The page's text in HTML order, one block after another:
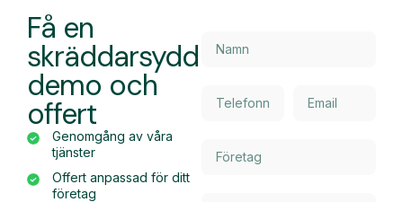
Få en
skräddarsydd
demo och
offert
Genomgång av våra
tjänster
Offert anpassad för ditt
företag